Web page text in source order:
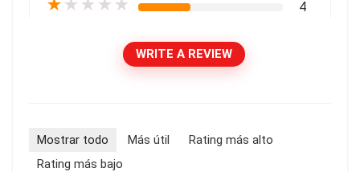
★ ★ ★ ★ ★ 4
WRITE A REVIEW
Mostrar todo Más útil
Rating más alto
Rating más bajo